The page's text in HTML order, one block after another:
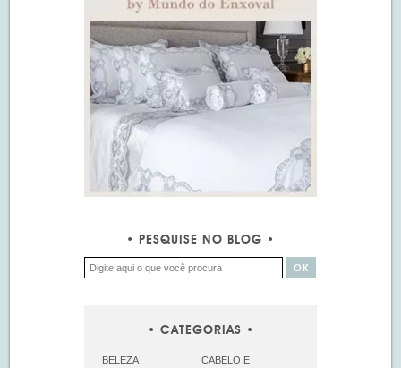
PESQUISE NO BLOG
CATEGORIAS
BELEZA
CABELO E